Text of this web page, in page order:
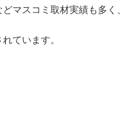
マスコミ取材実績も多く、
ています。